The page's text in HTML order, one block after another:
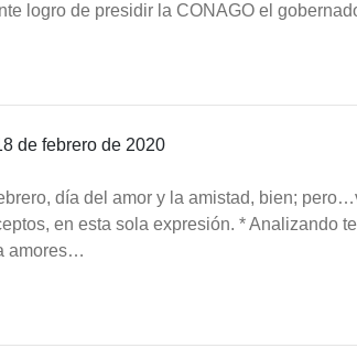
logro de presidir la CONAGO el
de febrero de 2020
día del amor y la amistad, bien;
en esta sola expresión. * Analizando
amores…